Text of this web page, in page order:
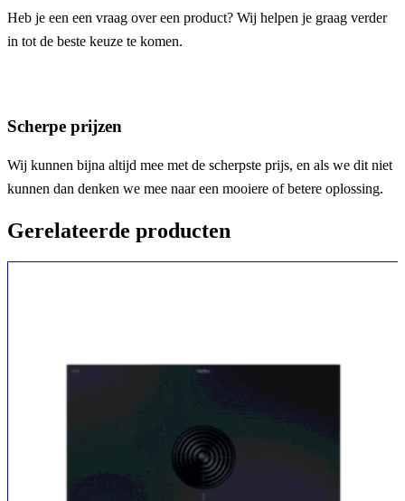
Heb je een een vraag over een product? Wij helpen je graag verder
in tot de beste keuze te komen.
Scherpe prijzen
Wij kunnen bijna altijd mee met de scherpste prijs, en als we dit niet
kunnen dan denken we mee naar een mooiere of betere oplossing.
Gerelateerde producten